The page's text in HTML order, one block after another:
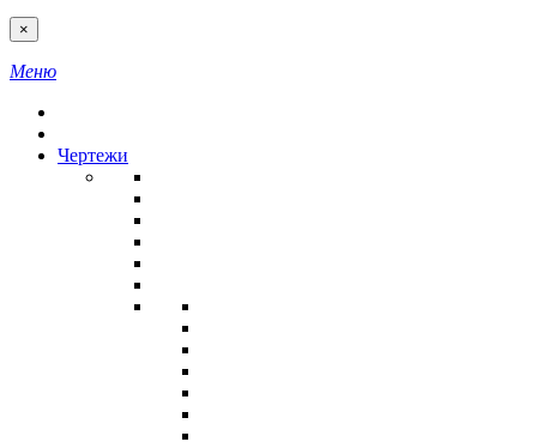
×
Меню
Чертежи